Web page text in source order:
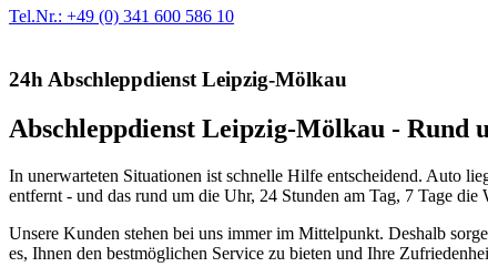
Tel.Nr.: +49 (0) 341 600 586 10
24h Abschleppdienst Leipzig-Mölkau
Abschleppdienst Leipzig-Mölkau - Rund
In unerwarteten Situationen ist schnelle Hilfe entscheidend. Auto
entfernt - und das rund um die Uhr, 24 Stunden am Tag, 7 Tage die
Unsere Kunden stehen bei uns immer im Mittelpunkt. Deshalb
es, Ihnen den bestmöglichen Service zu bieten und Ihre